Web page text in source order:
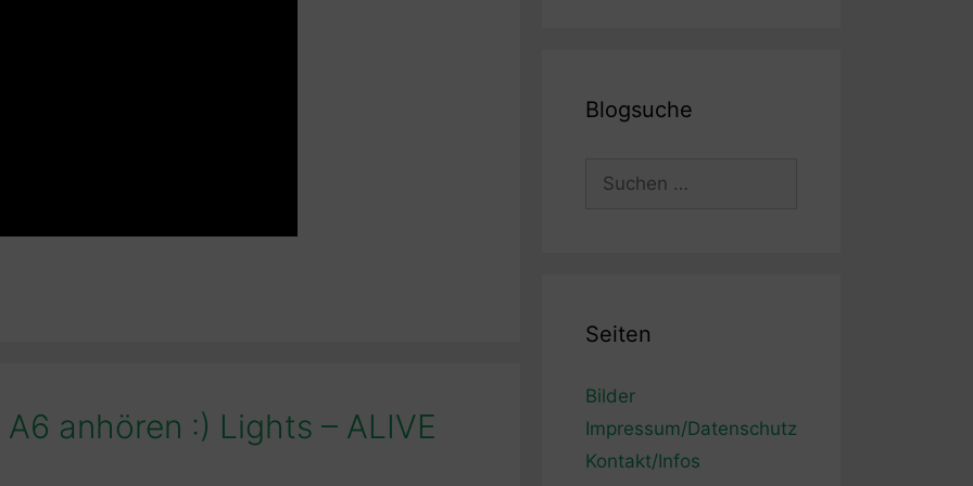
anhören :) Lights – ALIVE
Blogsuche
Seiten
Bilder
Impressum/Datenschutz
Kontakt/Infos